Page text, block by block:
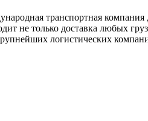
транспортная компания
не только доставка любых
логистических